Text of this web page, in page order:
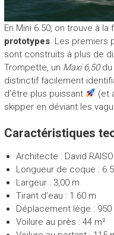
En Mini 6.50, on trouve à la
prototypes. Les premiers
sont construits à plus de
Trompette, un Maxi 6,50du
distinctif facilement
d’être plus puissant
(et
skipper en déviant les
Caractéristiques
Architecte : David
Longueur de coque :
Largeur : 3,00 m
Tirant d’eau : 1.60 m
Déplacement lège : 950
Voilure au près : 44 m²